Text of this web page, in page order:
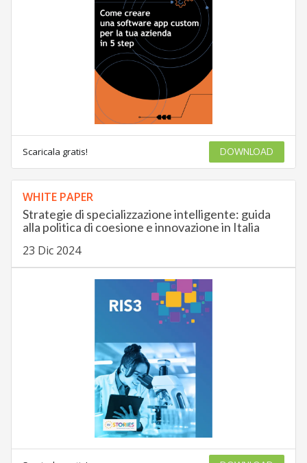
Scaricala gratis! DOWNLOAD
WHITE PAPER
Strategie di specializzazione intelligente: guida
alla politica di coesione e innovazione in Italia
23 Dic 2024